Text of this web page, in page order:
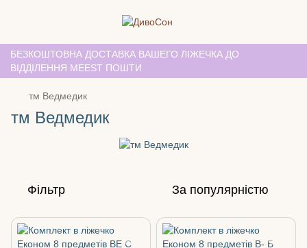
БЕЗКОШТОВНА ДОСТАВКА ВАШЕГО ЛІЖЕЧКА ДО
ВІДДІЛЕННЯ MEEST ПОШТИ
тм Ведмедик
тм Ведмедик
Фільтр За популярністю